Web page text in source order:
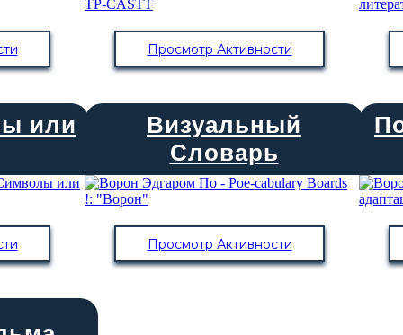
Просмотр Активности
или
Визуальный
Словарь
Просмотр Активности